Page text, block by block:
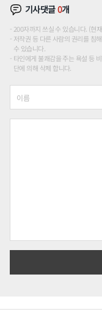
기사댓글0개
200자까지 쓰실 수 있습니다. (현
저작권 등 다른 사람의 권리를 침
수 있습니다.
타인에게 불쾌감을 주는 욕설 등
단에 의해 삭제 합니다.